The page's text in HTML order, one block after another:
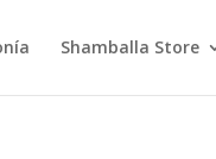
Shamballa Store